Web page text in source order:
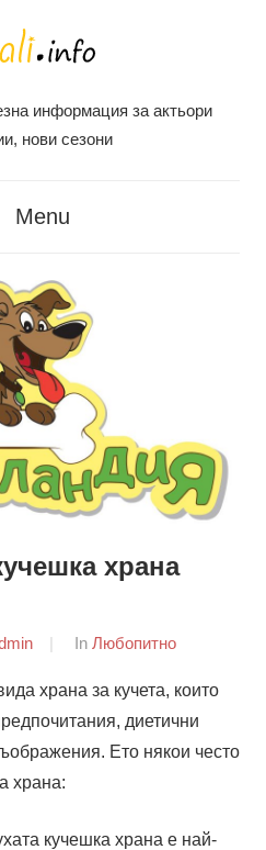
информация за актьори
нови сезони
Menu
храна
In Любопитно
храна за кучета, които
диетични
Ето някои често
храна:
кучешка храна е най-